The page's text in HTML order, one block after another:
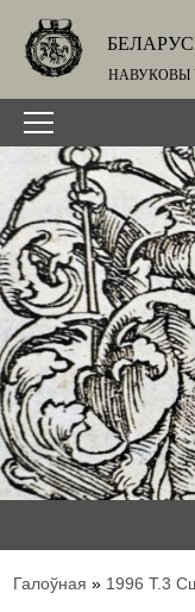
НАВУКОВЫ
Галоўная » 1996 Т.3